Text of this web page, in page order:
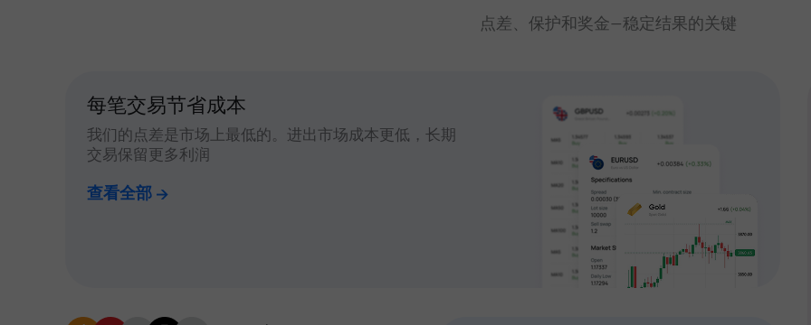
点差、保护和奖金—稳定结果的关键
每笔交易节省成本
我们的点差是市场上最低的。进出市场成本更低，长期
交易保留更多利润
查看全部